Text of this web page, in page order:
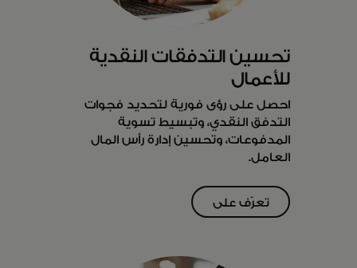
تحسين التدفقات النقدية
للأعمال
احصل على رؤى فورية لتحديد فجوات
التدفق النقدي، وتبسيط تسوية
المدفوعات، وتحسين إدارة رأس المال
العامل.
تعرّف على